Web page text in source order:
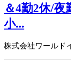
＆4勤2休/
小...
株式会社ワールド